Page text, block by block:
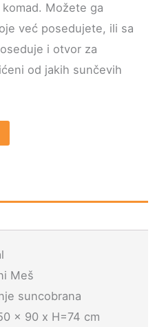
Možete ga
već posedujete, ili sa
i otvor za
od jakih sunčevih
Meš
suncobrana
x 90 x H=74 cm